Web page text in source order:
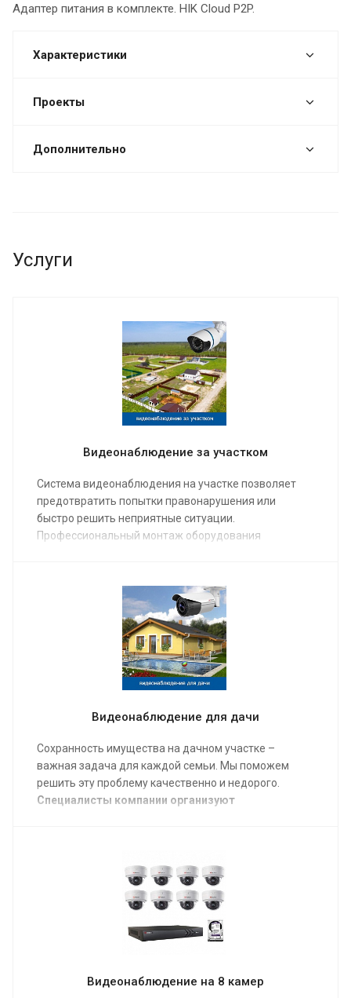
Адаптер питания в комплекте. HIK Cloud P2P.
Характеристики
Проекты
Дополнительно
Услуги
Видеонаблюдение за участком
Система видеонаблюдения на участке позволяет
предотвратить попытки правонарушения или
быстро решить неприятные ситуации.
Профессиональный монтаж оборудования
готова организовать видеонаблюдение за
участком под ключкачественно и недорого.
Видеонаблюдение для дачи
Сохранность имущества на дачном участке –
важная задача для каждой семьи. Мы поможем
решить эту проблему качественно и недорого.
Специалисты компании организуют
Видеонаблюдение на 8 камер